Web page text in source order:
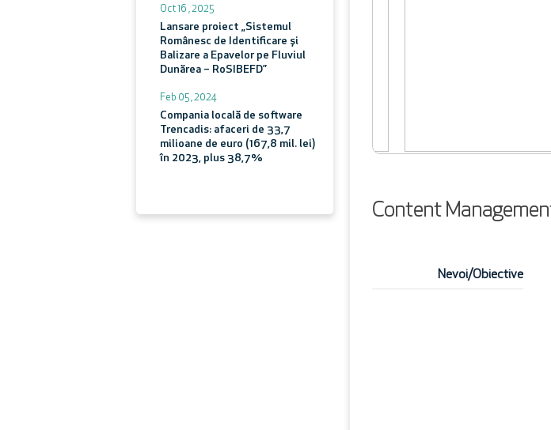
Oct 16 , 2025
Lansare proiect „Sistemul
Românesc de Identificare și
Balizare a Epavelor pe Fluviul
Dunărea – RoSIBEFD”
Feb 05 , 2024
Compania locală de software
Trencadis: afaceri de 33,7
milioane de euro (167,8 mil. lei)
în 2023, plus 38,7%
Content
Nevoi/Obiective